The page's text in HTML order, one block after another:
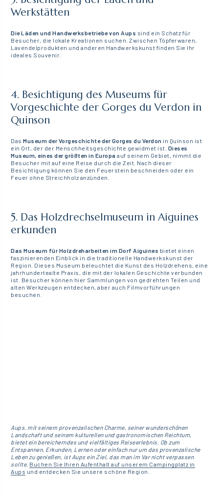
Werkstätten
Die Läden und Handwerksbetriebe von Aups sind ein Schatz für
Besucher, die lokale Kreationen suchen. Zwischen Töpferwaren,
Lavendelprodukten und anderen Handwerkskunst finden Sie Ihr
ideales Souvenir.
4. Besichtigung des Museums für
Vorgeschichte der Gorges du Verdon in
Quinson
DasMuseum der Vorgeschichte der Gorges du Verdon in Quinson ist
ein Ort, der der Menschheitsgeschichte gewidmet ist. Dieses
Museum, eines der größten in Europaauf seinem Gebiet, nimmt die
Besucher mit auf eine Reise durch die Zeit. Nach dieser
Besichtigung können Sie den Feuerstein beschneiden oder ein
Feuer ohne Streichholz anzünden.
5. Das Holzdrechselmuseum in Aiguines
erkunden
Das Museum für Holzdreharbeiten im Dorf Aiguines bietet einen
faszinierenden Einblick in die traditionelle Handwerkskunst der
Region. Dieses Museum beleuchtet die Kunst des Holzdrehens, eine
jahrhundertealte Praxis, die mit der lokalen Geschichte verbunden
ist. Besucher können hier Sammlungen von gedrehten Teilen und
alten Werkzeugen entdecken, aber auch Filmvorführungen
besuchen.
Aups, mit seinem provenzalischen Charme, seiner wunderschönen
Landschaft und seinem kulturellen und gastronomischen Reichtum,
bietet ein bereicherndes und vielfältiges Reiseerlebnis. Ob zum
Entspannen, Erkunden, Lernen oder einfach nur um das provenzalische
Leben zu genießen, ist Aups ein Ziel, das man im Var nicht verpassen
sollte. Buchen Sie Ihren Aufenthalt auf unserem Campingplatz in
Aups und entdecken Sie unsere schöne Region.